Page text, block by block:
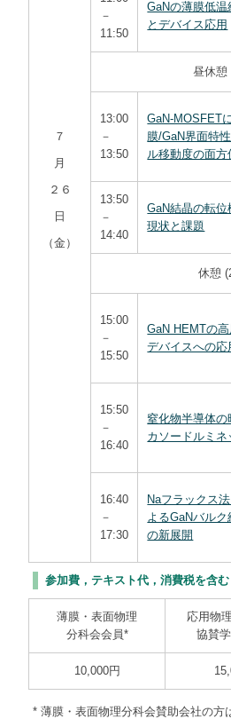
７
月
２６
日
（金）
－
11:50
GaNの薄膜低
とデバイス応用
昼休憩
13:00
－
13:50
GaN-MOSFET
膜/GaN界面特
ル移動度の面方
13:50
－
14:40
GaN結晶の転
現状と課題
休憩
15:00
－
15:50
GaN HEMTの
デバイスへの応
15:50
－
16:40
窒化物半導体の
カソードルミネ
16:40
－
17:30
Naフラックス
よるGaNバル
の新展開
参加費，テキスト代，消費税を含む
薄膜・表面物理
分科会会員*
応用物
協賛
10,000円
* 薄膜・表面物理分科会賛助会社の方